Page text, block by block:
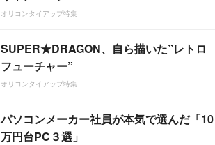
オリコンタイアップ特集
SUPER★DRAGON、自ら描いた”レトロ
フューチャー”
オリコンタイアップ特集
パソコンメーカー社員が本気で選んだ「10
万円台PC３選」